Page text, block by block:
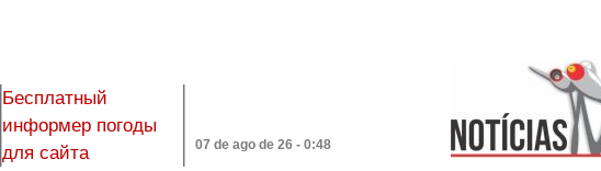
Бесплатный
информер погоды
для сайта
07 de ago de 26 - 0:48